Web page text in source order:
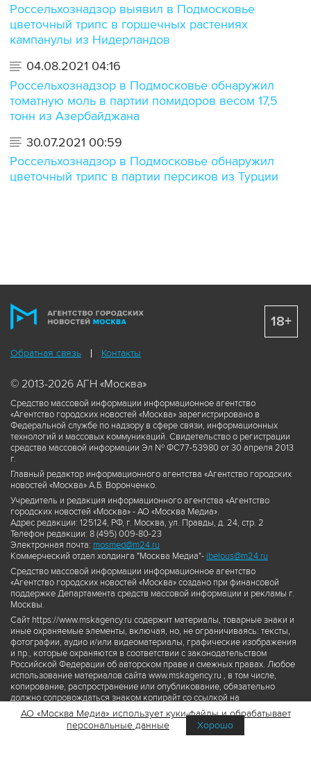
Россельхознадзор выявил в Подмосковье
цветочный трипс в горшечных растениях
кампанулы из Нидерландов
04.08.2021 04:16
Россельхознадзор в Подмосковье обнаружил
томатную моль в партии помидоров весом 17,5
тонн из Азербайджана
30.07.2021 00:59
Россельхознадзор в Подмосковье обнаружил
цветочный трипс в партии персиков из Турции
Обратная связь Контакты
© 2013-2026 АГН «Москва»
Средство массовой информации информационное агентство
«Агентство городских новостей «Москва» зарегистрировано в
Федеральной службе по надзору в сфере связи, информационных
технологий и массовых коммуникаций. Свидетельство о регистрации
средства массовой информации Эл № ФС77-53980 от 30 апреля 2013
г.
Главный редактор информационного агентства «Агентство городских
новостей «Москва» А.Б. Воронченко.
Учредитель и редакция информационного агентства «Агентство
городских новостей «Москва» - АО «Москва Медиа».
Адрес редакции: 125124, РФ, г. Москва, ул. Правды, д. 24, стр. 2
Телефон редакции: 8 (495) 009-80-23
Электронная почта: mosmed@m24.ru
Коммерческий отдел холдинга "Москва Медиа"- ibelous@m24.ru
Средство массовой информации информационное агентство
«Агентство городских новостей «Москва» создано при финансовой
поддержке Департамента средств массовой информации и рекламы г.
Москвы.
Сайт https://www.mskagency.ru содержит материалы, товарные знаки и
иные охраняемые элементы, включая, но, не ограничиваясь: тексты,
фотографии, аудио и/или видеоматериалы, графические изображения
и пр., которые охраняются в соответствии с законодательством
Российской Федерации об авторском праве и смежных правах. Любое
использование материалов сайта www.mskagency.ru , в том числе,
копирование, распространение или опубликование, обязательно
должно сопровождаться знаком копирайт со ссылкой на
правообладателя © АО «Москва Медиа», а также гиперссылкой на сайт
www.mskagency.ru как на первоисточник информации. Переработка
материалов сайта www.mskagency.ru не допускается.
18+
АО «Москва Медиа» использует куки-файлы и обрабатывает
персональные данные
Хорошо